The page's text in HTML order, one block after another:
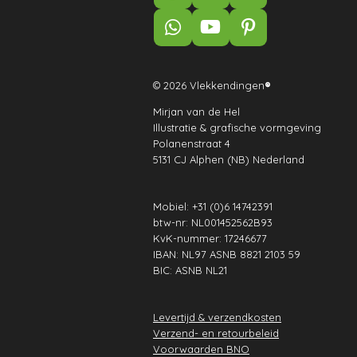
c
e
o
k
s
t
g
a
m
n
k
d
I
W
h
t
A
p
p
Y
o
T
b
e
P
i
t
e
s
t
© 2026 Vlekkendingen®
Mirjan van de Hel
Illustratie & grafische vormgeving
Polanenstraat 4
5131 CJ Alphen (NB) Nederland
Mobiel: +31 (0)6 14742391
btw-nr: NL001452562B93
KvK-nummer: 17246677
IBAN: NL97 ASNB 8821 2103 59
BIC: ASNB NL21
Levertijd & verzendkosten
Verzend- en retourbeleid
Voorwaarden BNO